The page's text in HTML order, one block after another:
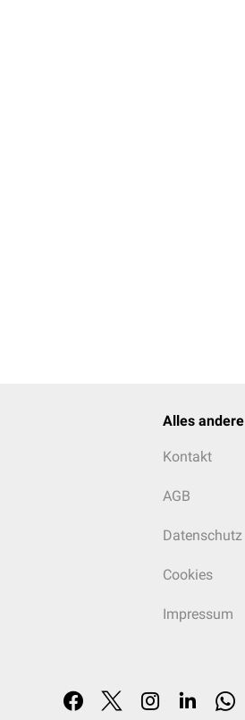
Alles andere
Kontakt
AGB
Datenschutz
Cookies
Impressum